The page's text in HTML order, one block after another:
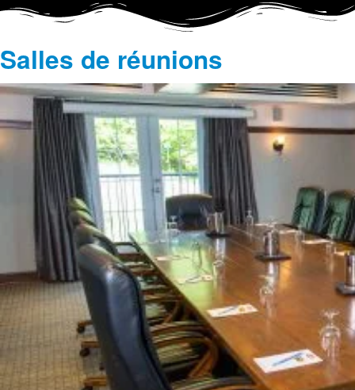
Salles de réunions